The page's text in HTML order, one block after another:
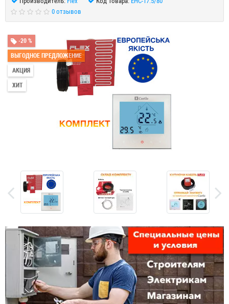
0 отзывов
-20 %
ВЫГОДНОЕ ПРЕДЛОЖЕНИЕ
АКЦИЯ
ХИТ